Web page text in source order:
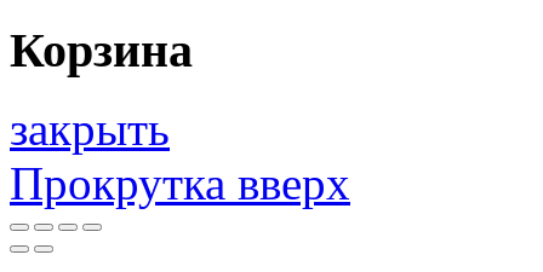
Корзина
закрыть
Прокрутка вверх